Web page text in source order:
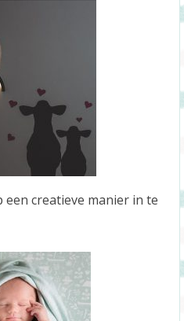
creatieve manier in te